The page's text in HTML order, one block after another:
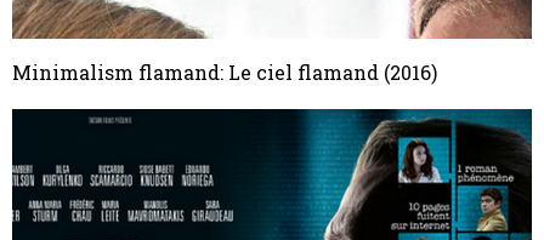
Minimalism flamand: Le ciel flamand (2016)